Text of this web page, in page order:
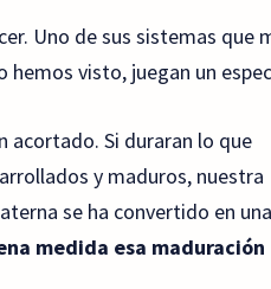
Uno de sus sistemas que
visto, juegan un
acortado. Si duraran lo que
y maduros, nuestra
se ha convertido en una
medida esa maduración